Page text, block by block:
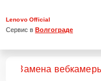
Lenovo Official
Сервис в Волгограде
Замена